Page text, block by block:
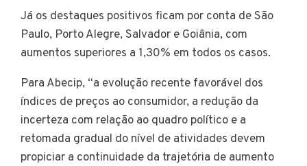
Já os destaques positivos ficam por conta de São
Paulo, Porto Alegre, Salvador e Goiânia, com
aumentos superiores a 1,30% em todos os casos.
Para Abecip, “a evolução recente favorável dos
índices de preços ao consumidor, a redução da
incerteza com relação ao quadro político e a
retomada gradual do nível de atividades devem
propiciar a continuidade da trajetória de aumento